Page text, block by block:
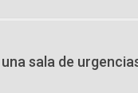
sala de